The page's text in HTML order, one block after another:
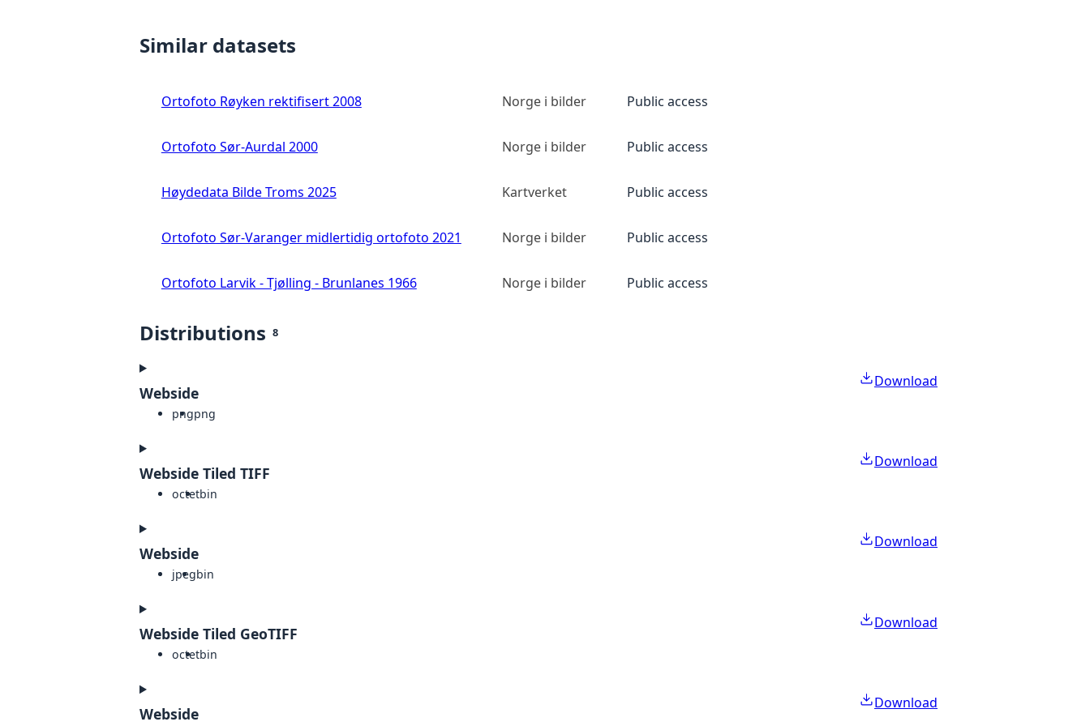
Similar datasets
Ortofoto Røyken rektifisert 2008 Norge i bilder Public access
Ortofoto Sør-Aurdal 2000 Norge i bilder Public access
Høydedata Bilde Troms 2025 Kartverket Public access
Ortofoto Sør-Varanger midlertidig ortofoto 2021 Norge i bilder Public access
Ortofoto Larvik - Tjølling - Brunlanes 1966 Norge i bilder Public access
Distributions 8
Webside
pngpng
Download
Webside Tiled TIFF
octetbin
Download
Webside
jpegbin
Download
Webside Tiled GeoTIFF
octetbin
Download
Webside
Download